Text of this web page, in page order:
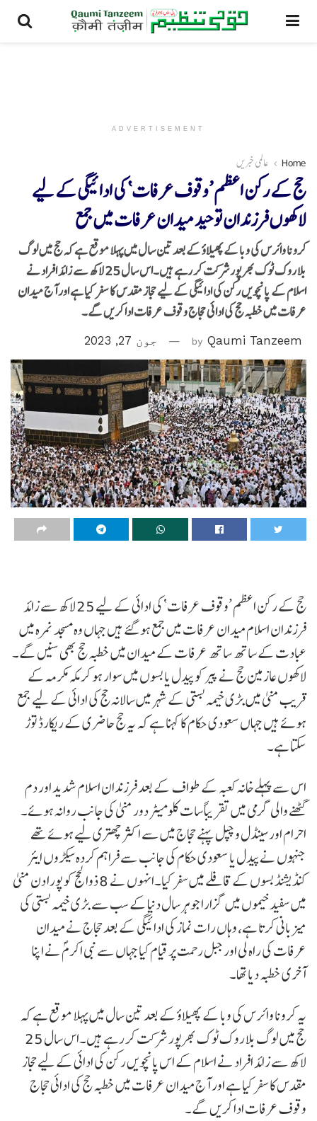
ADVERTISEMENT
Home عالمی خبریں
حج کے رکن اعظم ’وقوف عرفات‘ کی ادائیگی کے لیے
لاکھوں فرزندان توحید میدان عرفات میں جمع
کرونا وائرس کی وبا کے پھیلاؤ کے بعد تین سال میں پہلا موقع ہے کہ حج میں لوگ
بلا روک ٹوک بھرپور شرکت کر رہے ہیں۔اس سال 25 لاکھ سے زائد افراد نے
اسلام کے پانچویں رکن کی ادائیگی کے لیے حجاز مقدس کا سفر کیا ہے اور آج میدان
عرفات میں خطبہ حج کی ادائی حجاج وقوف عرفات ادا کریں گے۔
by Qaumi Tanzeem جون 27, 2023
حج کے رکن اعظم ’وقوف عرفات‘ کی ادائی کے لیے 25 لاکھ سے زائد
فرزندان اسلام میدان عرفات میں جمع ہو گئے ہیں جہاں وہ مسجد نمرہ میں
عبادت کے ساتھ ساتھ عرفات کے میدان میں خطبہ حج بھی سنیں گے۔
لاکھوں عازمین حج نے پیر کو پیدل یا بسوں میں سوار ہو کر مکہ مکرمہ کے
قریب منیٰ میں بڑی خیمہ بستی کے شہر میں سالانہ حج کی ادائی کے لیے جمع
ہوئے ہیں جہاں سعودی حکام کا کہنا ہے کہ یہ حج حاضری کے ریکارڈ توڑ
سکتا ہے۔
اس سے پہلےخانہ کعبہ کے طواف کے بعد فرزندان اسلام شدید اور دم
گھٹنے والی گرمی میں تقریباً سات کلومیٹر دور منیٰ کی جانب روانہ ہوئے۔
احرام اور سینڈل و چپل پہنے حجاج میں سے اکثر چھتری لیے ہوئے تھے
جنہوں نے پیدل یا سعودی حکام کی جانب سے فراہم کردہ سیکڑوں ایئر
کنڈیشنڈ بسوں کے قافلے میں سفر کیا۔انہوں نے 8 ذوالحج کو پورا دن منیٰ
میں سفید خیموں میں گزارا جو ہر سال دنیا کے سب سے بڑی خیمہ بستی کی
میزبانی کرتا ہے، وہاں رات نماز کی ادائیگی کے بعد حجاج نے میدان
عرفات کی راہ لی اور جبل رحمت پر قیام کیا جہاں سے نبی اکرمؐ نے اپنا
آخری خطبہ دیا تھا۔
یہ کرونا وائرس کی وبا کے پھیلاؤ کے بعد تین سال میں پہلا موقع ہے کہ
حج میں لوگ بلا روک ٹوک بھرپور شرکت کر رہے ہیں۔اس سال 25
لاکھ سے زائد افراد نے اسلام کے اس پانچویں رکن کی ادائی کے لیے حجاز
مقدس کا سفر کیا ہے اور آج میدان عرفات میں خطبہ حج کی ادائی حجاج
وقوف عرفات ادا کریں گے۔